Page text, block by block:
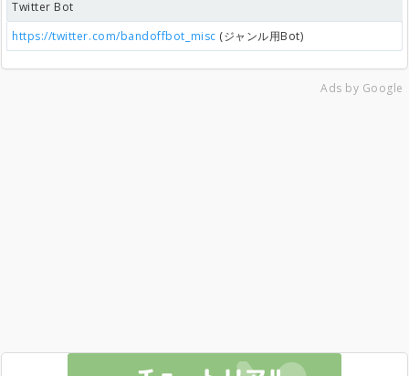
Twitter Bot
https://twitter.com/bandoffbot_misc (ジャンル用Bot)
Ads by Google